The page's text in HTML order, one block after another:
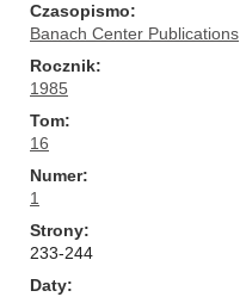
Czasopismo
Banach Center Publications
Rocznik
1985
Tom
16
Numer
1
Strony
233-244
Daty